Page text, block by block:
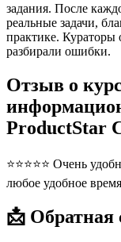
задания. После
реальные задачи,
практике. Кураторы
разбирали ошибки.
Отзыв о
ProductStar
⭐⭐⭐⭐⭐ Очень
любое удобное
📩 Обратная